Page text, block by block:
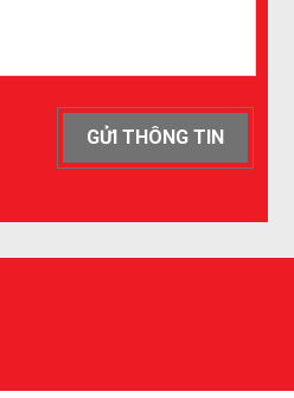
GỬI THÔNG TIN